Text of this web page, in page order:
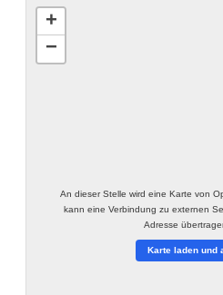
An dieser Stelle wird eine Karte von
kann eine Verbindung zu externen
Adresse
Karte laden und
+
−